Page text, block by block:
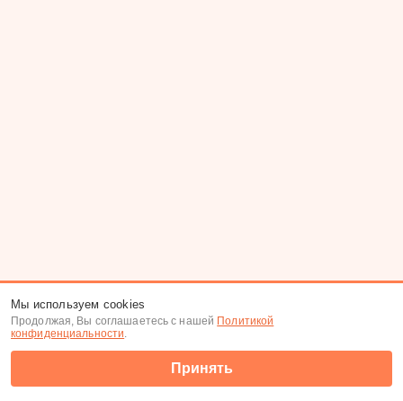
Мы используем cookies
Продолжая, Вы соглашаетесь с нашей Политикой
конфиденциальности.
Принять